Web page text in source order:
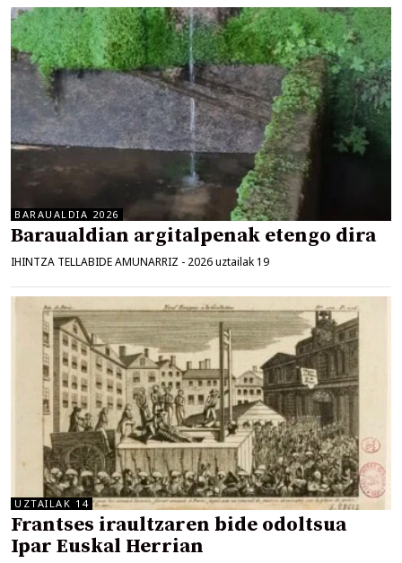
BARAUALDIA 2026
Baraualdian argitalpenak etengo dira
IHINTZA TELLABIDE AMUNARRIZ - 2026 uztailak 19
UZTAILAK 14
Frantses iraultzaren bide odoltsua
Ipar Euskal Herrian